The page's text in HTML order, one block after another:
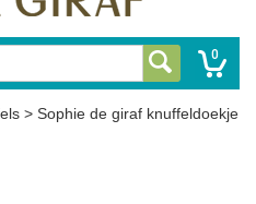
0
> Sophie de giraf knuffeldoekje